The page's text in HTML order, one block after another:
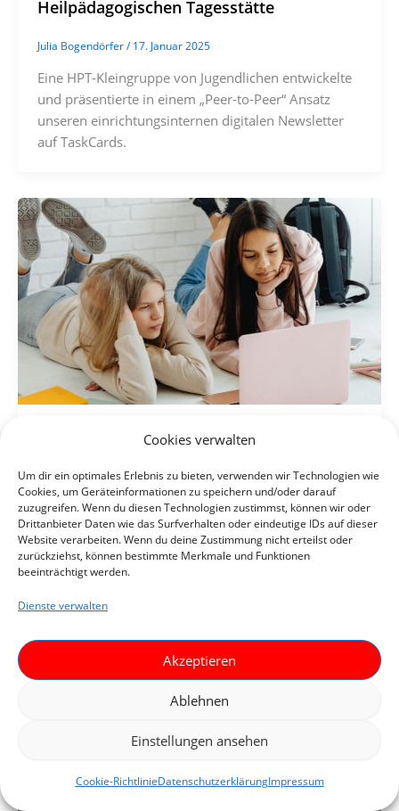
Cookies verwalten
Um dir ein optimales Erlebnis zu bieten, verwenden wir Technologien wie
Cookies, um Geräteinformationen zu speichern und/oder darauf
zuzugreifen. Wenn du diesen Technologien zustimmst, können wir oder
Drittanbieter Daten wie das Surfverhalten oder eindeutige IDs auf dieser
Website verarbeiten. Wenn du deine Zustimmung nicht erteilst oder
zurückziehst, können bestimmte Merkmale und Funktionen
beeinträchtigt werden.
Dienste verwalten
Akzeptieren
Ablehnen
Einstellungen ansehen
Cookie-RichtlinieDatenschutzerklärungImpressum
Heilpädagogischen Tagesstätte
Julia Bogendörfer/17. Januar 2025
Eine HPT-Kleingruppe von Jugendlichen entwickelte
und präsentierte in einem „Peer-to-Peer“ Ansatz
unseren einrichtungsinternen digitalen Newsletter
auf TaskCards.
#Jugendsozialarbeit,#Medienpädagogik
Online-Seminar „Künstliche Intelligenz
verstehen und vermitteln:
Medienpädagogische Ansätze für die
Praxis“ | 2024
zur KI-Vermittlung und diskutiert daraus
entstehende Fragestellungen für die